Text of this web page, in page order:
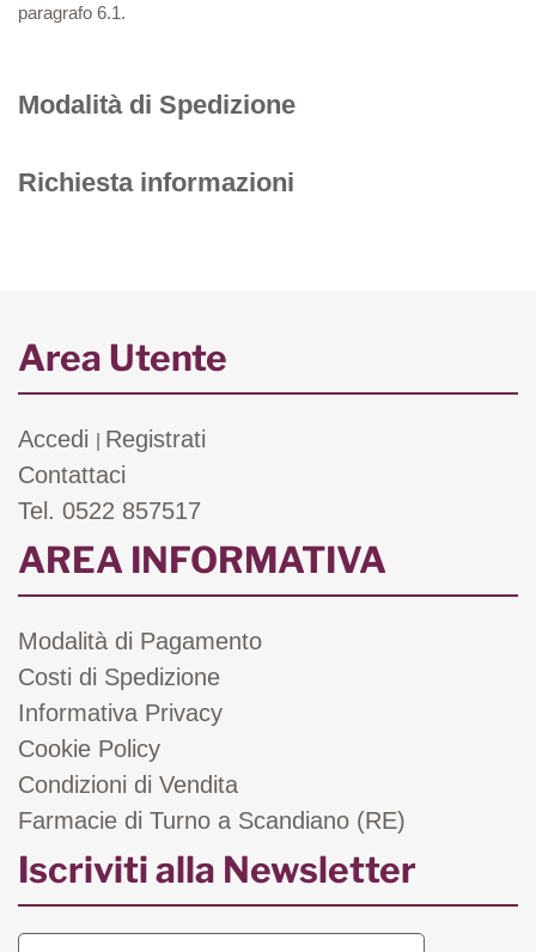
paragrafo 6.1.
Modalità di Spedizione
Richiesta informazioni
Area Utente
Accedi
Registrati
Contattaci
Tel. 0522 857517
AREA INFORMATIVA
Modalità di Pagamento
Costi di Spedizione
Informativa Privacy
Cookie Policy
Condizioni di Vendita
Farmacie di Turno a Scandiano (RE)
Iscriviti alla Newsletter